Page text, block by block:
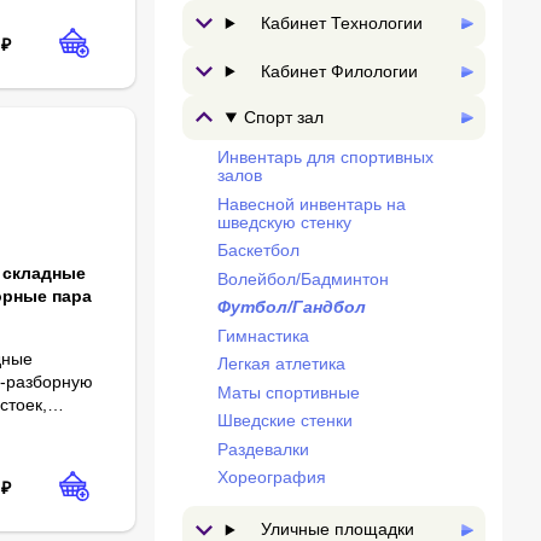
пара
разборную
швы
из круглой трубы диаметром - 25 мм
- 16 мм
комплект не входит
Кабинет Технологии
Кабинет Филологии
Спорт зал
Инвентарь для спортивных
залов
Навесной инвентарь на
шведскую стенку
Баскетбол
Волейбол/Бадминтон
Футбол/Гандбол
Гимнастика
Легкая атлетика
Маты спортивные
Шведские стенки
Раздевалки
Хореография
Уличные площадки